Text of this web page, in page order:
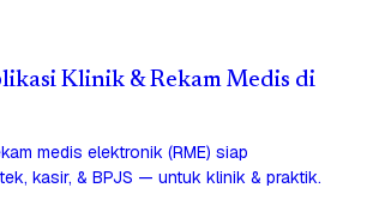
Klinik & Rekam Medis di
medis elektronik (RME) siap
kasir, & BPJS — untuk klinik & praktik.